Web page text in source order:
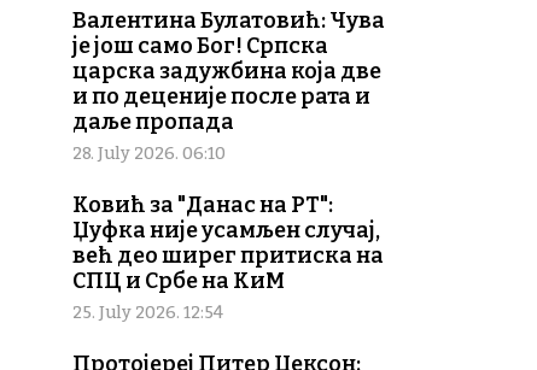
Валентина Булатовић: Чува
је још само Бог! Српска
царска задужбина која две
и по деценије после рата и
даље пропада
28. July 2026. 06:10
Ковић за "Данас на РТ":
Џуфка није усамљен случај,
већ део ширег притиска на
СПЦ и Србе на КиМ
25. July 2026. 12:54
Протојереј Питер Џексон: